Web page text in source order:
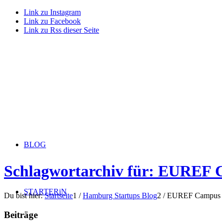
Link zu Instagram
Link zu Facebook
Link zu Rss dieser Seite
BLOG
STARTERiN
Schlagwortarchiv für: EUREF
Du bist hier: Startseite1 / Hamburg Startups Blog2 / EUREF Campus
Beiträge